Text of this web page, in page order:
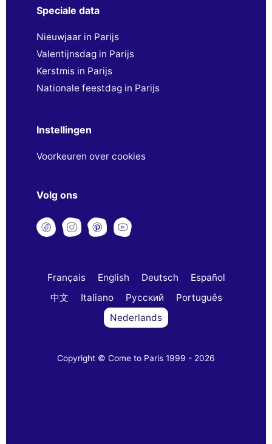
Speciale data
Nieuwjaar in Parijs
Valentijnsdag in Parijs
Kerstmis in Parijs
Nationale feestdag in Parijs
Instellingen
Voorkeuren over cookies
Volg ons
Français English Deutsch
Español
中文
Italiano Русский
Português
Nederlands
Copyright © Come to Paris 1999 - 2026